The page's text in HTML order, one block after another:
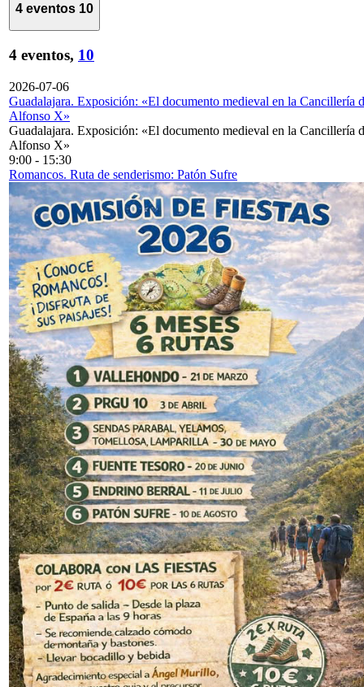
4 eventos 10
4 eventos, 10
2026-07-06
Guadalajara. Exposición: «El documento medieval en la Cancillería
Alfonso X»
Guadalajara. Exposición: «El documento medieval en la Cancillería
Alfonso X»
9:00 - 15:30
Romancos. Ruta de senderismo: Patón Sufre